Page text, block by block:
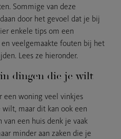
Sommige van deze
door het gevoel dat je bij
enkele tips om een
veelgemaakte fouten bij het
Lees ze hieronder.
dingen die je wilt
een woning veel vinkjes
maar dit kan ook een
een huis denk je vaak
minder aan zaken die je